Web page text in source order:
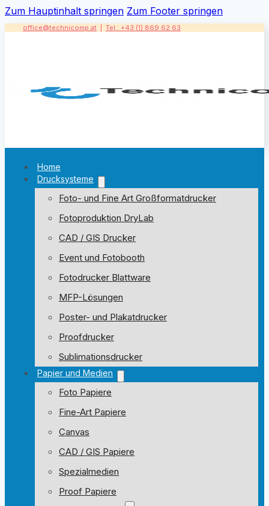
Zum Hauptinhalt springen Zum Footer springen
office@technicomp.at Tel.: +43 (1) 869 62 63
Home
Drucksysteme
Foto- und Fine Art Großformatdrucker
Fotoproduktion DryLab
CAD / GIS Drucker
Event und Fotobooth
Fotodrucker Blattware
MFP-Lösungen
Poster- und Plakatdrucker
Proofdrucker
Sublimationsdrucker
Papier und Medien
Foto Papiere
Fine-Art Papiere
Canvas
CAD / GIS Papiere
Spezialmedien
Proof Papiere